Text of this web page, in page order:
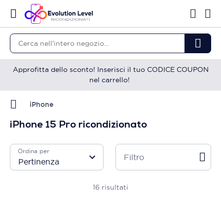
Approfitta dello sconto! Inserisci il tuo CODICE COUPON
nel carrello!
iPhone
iPhone 15 Pro ricondizionato
16 risultati
Ordina per
Filtro